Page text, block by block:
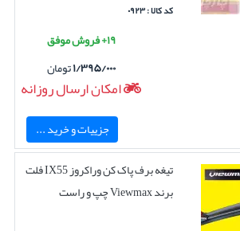
کد کالا : ۰۹۲۳
۱۹+ فروش موفق
۱/۳۹۵/۰۰۰تومان
امکان ارسال روزانه
جزییات و خرید ...
تیغه برف پاک کن وراکروز IX55 فلت
برند Viewmax چپ و راست